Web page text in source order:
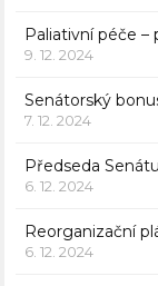
Paliativní péče –
9. 12. 2024
Senátorský
7. 12. 2024
Předseda
6. 12. 2024
Reorganizační
6. 12. 2024